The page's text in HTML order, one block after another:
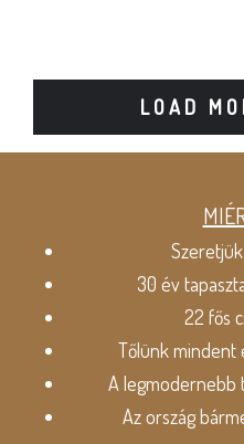
LOAD
30 év
22 fős
Tőlünk mindent
A legmodernebb
Az ország